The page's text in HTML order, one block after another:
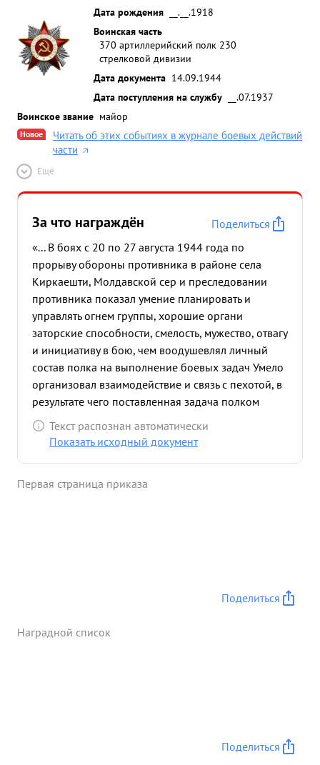
Дата рождения
__.__.1918
Воинская часть
370 артиллерийский полк 230
стрелковой дивизии
Дата документа 14.09.1944
Дата поступления на службу
__.07.1937
Воинское звание майор
Новое
Читать об этих событиях в журнале боевых действий
части
Ещё
За что награждён
Поделиться
«... В боях с 20 по 27 августа 1944 года по
прорыву обороны противника в районе села
Киркаешти, Молдавской сер и преследовании
противника показал умение планировать и
управлять огнем группы, хорошие органи
заторские способности, смелость, мужество, отвагу
и инициативу в бою, чем воодушевлял личный
состав полка на выполнение боевых задач Умело
организовал взаимодействие и связь с пехотой, в
результате чего поставленная задача полком
выполнена отлично Большинство времени
находился в боевых порядках пехоты, выяснял ее
29разрушено 8 блиндажей, разбито 2
Текст распознан автоматически
Показать исходный документ
Первая страница приказа
Поделиться
Наградной список
Поделиться